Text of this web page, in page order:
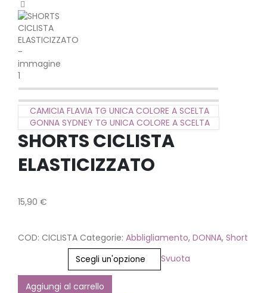
CAMICIA FLAVIA TG UNICA COLORE A SCELTA
GONNA SYDNEY TG UNICA COLORE A SCELTA
SHORTS CICLISTA
ELASTICIZZATO
15,90 €
COD: CICLISTA Categorie: Abbligliamento, DONNA, Short
Svuota
Aggiungi al carrello